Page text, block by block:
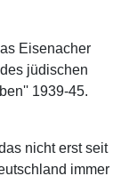
Eisenacher
jüdischen
1939-45.
nicht erst seit
immer